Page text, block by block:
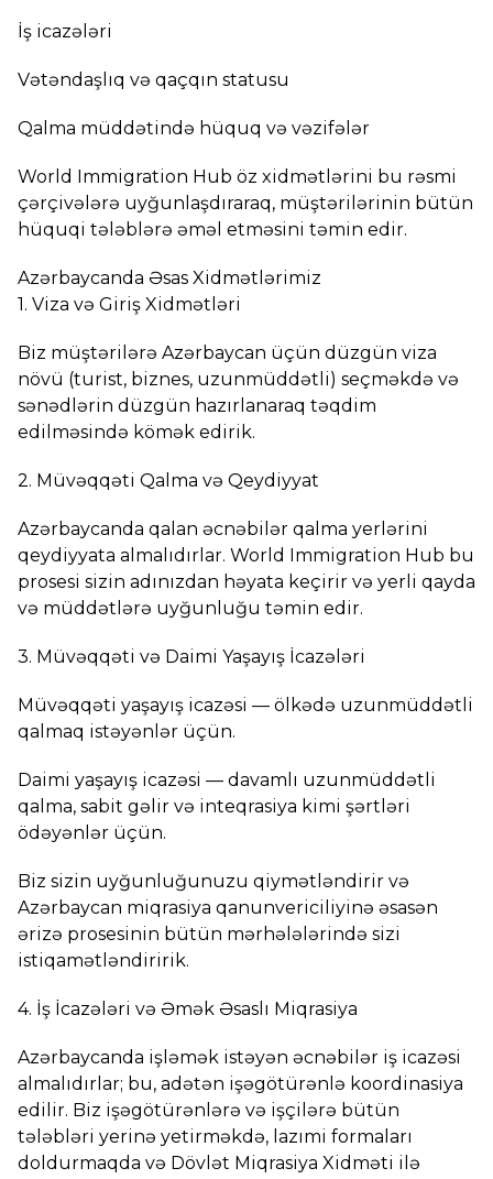
İş icazələri
Vətəndaşlıq və qaçqın statusu
Qalma müddətində hüquq və vəzifələr
World Immigration Hub öz xidmətlərini bu rəsmi
çərçivələrə uyğunlaşdıraraq, müştərilərinin bütün
hüquqi tələblərə əməl etməsini təmin edir.
Azərbaycanda Əsas Xidmətlərimiz
1. Viza və Giriş Xidmətləri
Biz müştərilərə Azərbaycan üçün düzgün viza
növü (turist, biznes, uzunmüddətli) seçməkdə və
sənədlərin düzgün hazırlanaraq təqdim
edilməsində kömək edirik.
2. Müvəqqəti Qalma və Qeydiyyat
Azərbaycanda qalan əcnəbilər qalma yerlərini
qeydiyyata almalıdırlar. World Immigration Hub bu
prosesi sizin adınızdan həyata keçirir və yerli qayda
və müddətlərə uyğunluğu təmin edir.
3. Müvəqqəti və Daimi Yaşayış İcazələri
Müvəqqəti yaşayış icazəsi — ölkədə uzunmüddətli
qalmaq istəyənlər üçün.
Daimi yaşayış icazəsi — davamlı uzunmüddətli
qalma, sabit gəlir və inteqrasiya kimi şərtləri
ödəyənlər üçün.
Biz sizin uyğunluğunuzu qiymətləndirir və
Azərbaycan miqrasiya qanunvericiliyinə əsasən
ərizə prosesinin bütün mərhələlərində sizi
istiqamətləndiririk.
4. İş İcazələri və Əmək Əsaslı Miqrasiya
Azərbaycanda işləmək istəyən əcnəbilər iş icazəsi
almalıdırlar; bu, adətən işəgötürənlə koordinasiya
edilir. Biz işəgötürənlərə və işçilərə bütün
tələbləri yerinə yetirməkdə, lazımi formaları
doldurmaqda və Dövlət Miqrasiya Xidməti ilə